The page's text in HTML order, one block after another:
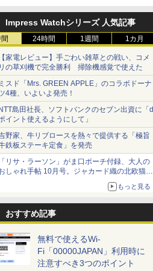
Impress Watchシリーズ 人気記事
24時間 1週間 1カ月
家電レビュー】手ごわい雑草との戦い、コメ
の草刈機で完全勝利 掃除機感覚で使えた
スド「Mrs. GREEN APPLE」のコラボドーナ
4種、いよいよ発売！
島田社長、ソフトバンクのセブン出資に「d
イント使えるようにして」
野家、牛リブロースを熱々で提供する「極旨
鉄板ステーキ定食」を発売
リサ・ラーソン」がま口ポーチ付録、大人の
しゃれ手帖 10月号。ジャカード織の北欧猫デ
もっと見る
おすすめ記事
無料で使えるWi-
Fi「00000JAPAN」利用時に
注意すべき3つのポイント